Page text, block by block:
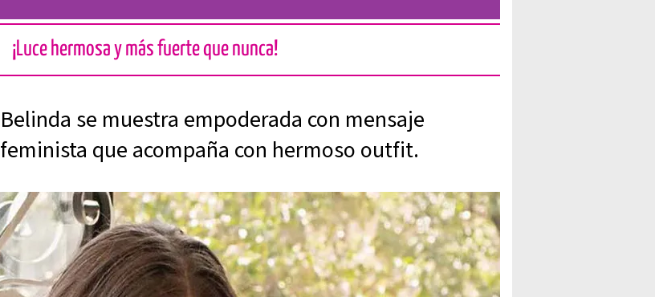
¡Luce hermosa y más fuerte que nunca!
Belinda se muestra empoderada con mensaje
feminista que acompaña con hermoso outfit.